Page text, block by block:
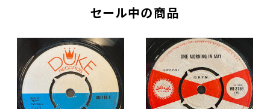
セール中の商品